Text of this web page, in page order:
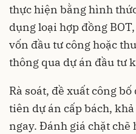
thực hiện bằng hình
dụng loại hợp đồng
vốn đầu tư công hoặc
thông qua dự án đầu tư
Rà soát, đề xuất công
tiên dự án cấp bách,
ngay. Đánh giá chặt